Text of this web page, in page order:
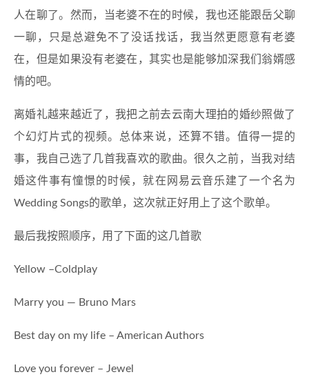
人在聊了。然而，当老婆不在的时候，我也还能跟岳父聊
一聊，只是总避免不了没话找话，我当然更愿意有老婆
在，但是如果没有老婆在，其实也是能够加深我们翁婿感
情的吧。
离婚礼越来越近了，我把之前去云南大理拍的婚纱照做了
个幻灯片式的视频。总体来说，还算不错。值得一提的
事，我自己选了几首我喜欢的歌曲。很久之前，当我对结
婚这件事有憧憬的时候，就在网易云音乐建了一个名为
Wedding Songs的歌单，这次就正好用上了这个歌单。
最后我按照顺序，用了下面的这几首歌
Yellow –Coldplay
Marry you — Bruno Mars
Best day on my life – American Authors
Love you forever – Jewel